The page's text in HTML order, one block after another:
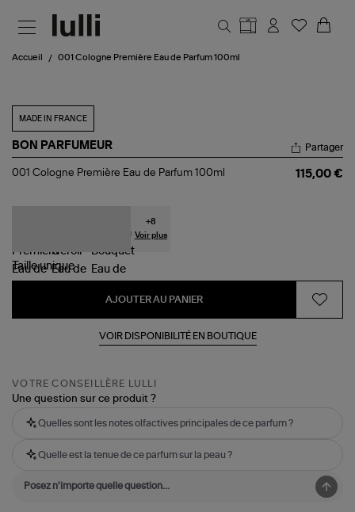
Accueil 001 Cologne Première Eau de Parfum 100ml
MADE IN FRANCE
BON PARFUMEUR
001
Partager
001 Cologne Première Eau de Parfum 100ml 115,00 €
+8
Voir plus
Tailleunique
AJOUTER AU PANIER
VOIR DISPONIBILITÉ EN BOUTIQUE
VOTRE CONSEILLÈRE LULLI
Une question sur ce produit ?
Quelles sont les notes olfactives principales de ce parfum ?
Quelle est la tenue de ce parfum sur la peau ?